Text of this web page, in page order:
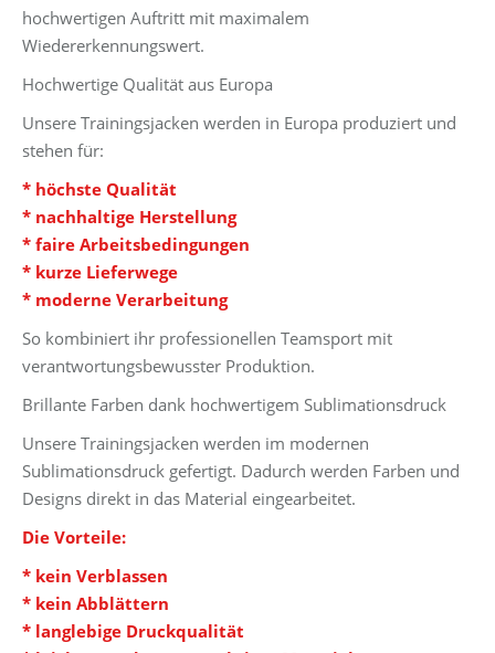
hochwertigen Auftritt mit maximalem
Wiedererkennungswert.
Hochwertige Qualität aus Europa
Unsere Trainingsjacken werden in Europa produziert und
stehen für:
* höchste Qualität
* nachhaltige Herstellung
* faire Arbeitsbedingungen
* kurze Lieferwege
* moderne Verarbeitung
So kombiniert ihr professionellen Teamsport mit
verantwortungsbewusster Produktion.
Brillante Farben dank hochwertigem Sublimationsdruck
Unsere Trainingsjacken werden im modernen
Sublimationsdruck gefertigt. Dadurch werden Farben und
Designs direkt in das Material eingearbeitet.
Die Vorteile:
* kein Verblassen
* kein Abblättern
* langlebige Druckqualität